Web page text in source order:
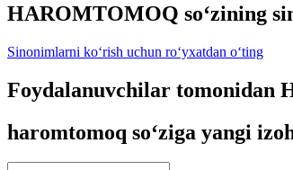
HAROMTOMOQ so‘zining
Sinonimlarni ko‘rish uchun ro‘yxatdan o‘ting
Foydalanuvchilar tomonidan
haromtomoq so‘ziga yangi